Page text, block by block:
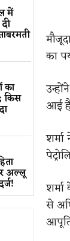
में
का
किस
अल्लू
का
आई
से